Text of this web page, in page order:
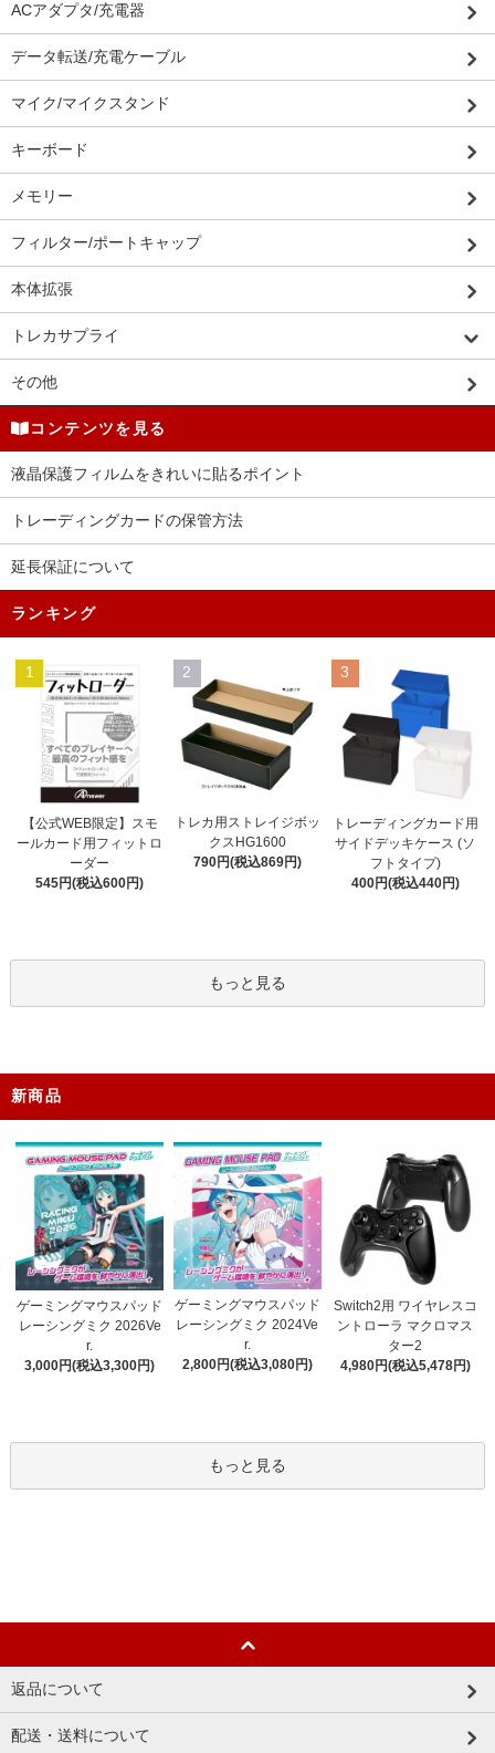
ACアダプタ/充電器
データ転送/充電ケーブル
マイク/マイクスタンド
キーボード
メモリー
フィルター/ポートキャップ
本体拡張
トレカサプライ
その他
コンテンツを見る
液晶保護フィルムをきれいに貼るポイント
トレーディングカードの保管方法
延長保証について
ランキング
1
【公式WEB限定】スモ
ールカード用フィットロ
ーダー
545円(税込600円)
2
トレカ用ストレイジボッ
クスHG1600
790円(税込869円)
3
トレーディングカード用
サイドデッキケース (ソ
フトタイプ)
400円(税込440円)
もっと見る
新商品
ゲーミングマウスパッド
レーシングミク 2026Ve
r.
3,000円(税込3,300円)
ゲーミングマウスパッド
レーシングミク 2024Ve
r.
2,800円(税込3,080円)
Switch2用 ワイヤレスコ
ントローラ マクロマス
ター2
4,980円(税込5,478円)
もっと見る
返品について
配送・送料について